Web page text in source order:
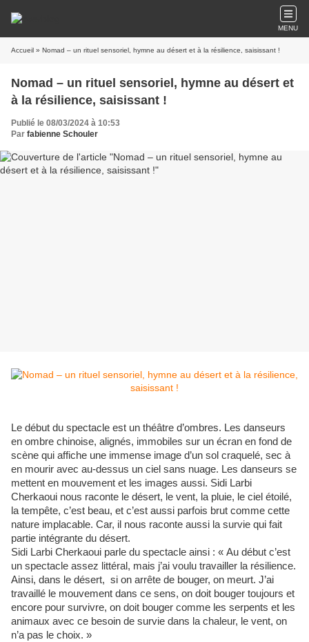
MENU
Accueil » Nomad – un rituel sensoriel, hymne au désert et à la résilience, saisissant !
Nomad – un rituel sensoriel, hymne au désert et
à la résilience, saisissant !
Publié le 08/03/2024 à 10:53
Par fabienne Schouler
Le début du spectacle est un théâtre d’ombres. Les danseurs
en ombre chinoise, alignés, immobiles sur un écran en fond de
scène qui affiche une immense image d’un sol craquelé, sec à
en mourir avec au-dessus un ciel sans nuage. Les danseurs se
mettent en mouvement et les images aussi. Sidi Larbi
Cherkaoui nous raconte le désert, le vent, la pluie, le ciel étoilé,
la tempête, c’est beau, et c’est aussi parfois brut comme cette
nature implacable. Car, il nous raconte aussi la survie qui fait
partie intégrante du désert.
Sidi Larbi Cherkaoui parle du spectacle ainsi : « Au début c’est
un spectacle assez littéral, mais j’ai voulu travailler la résilience.
Ainsi, dans le désert, si on arrête de bouger, on meurt. J’ai
travaillé le mouvement dans ce sens, on doit bouger toujours et
encore pour survivre, on doit bouger comme les serpents et les
animaux avec ce besoin de survie dans la chaleur, le vent, on
n’a pas le choix. »